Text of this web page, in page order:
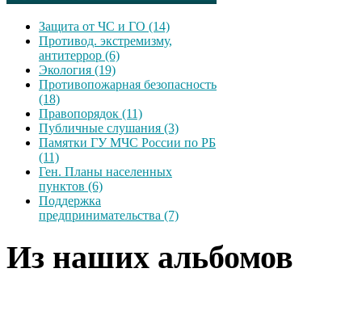
Защита от ЧС и ГО (14)
Противод. экстремизму,
антитеррор (6)
Экология (19)
Противопожарная безопасность
(18)
Правопорядок (11)
Публичные слушания (3)
Памятки ГУ МЧС России по РБ
(11)
Ген. Планы населенных
пунктов (6)
Поддержка
предпринимательства (7)
Из наших альбомов